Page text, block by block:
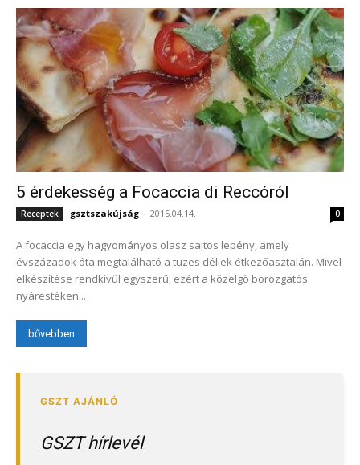
5 érdekesség a Focaccia di Reccóról
Receptek gsztszakújság - 2015.04.14. 0
A focaccia egy hagyományos olasz sajtos lepény, amely
évszázadok óta megtalálható a tüzes déliek étkezőasztalán. Mivel
elkészítése rendkívül egyszerű, ezért a közelgő borozgatós
nyárestéken...
bővebben
GSZT hírlevél